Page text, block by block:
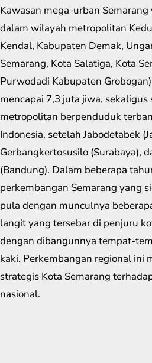
Kawasan mega-urban
dalam wilayah metropolitan
Kendal, Kabupaten Demak,
Semarang, Kota Salatiga, Kota
Purwodadi Kabupaten
mencapai 7,3 juta jiwa, sekaligus
metropolitan berpenduduk
Indonesia, setelah Jabodetabek
Gerbangkertosusilo (Surabaya),
(Bandung). Dalam beberapa
perkembangan Semarang yang
pula dengan munculnya
langit yang tersebar di penjuru
dengan dibangunnya tempat-
kaki. Perkembangan regional ini
strategis Kota Semarang
nasional.